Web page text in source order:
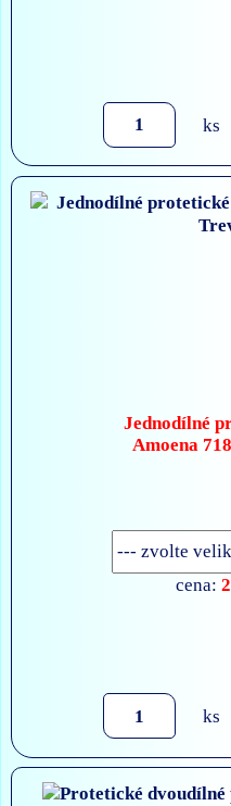
ks
Jednodílné
Amoena
cena:
ks